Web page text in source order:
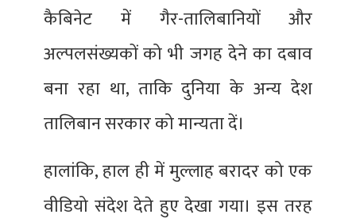
कैबिनेट में गैर-तालिबानियों और
अल्पलसंख्यकों को भी जगह देने का दबाव
बना रहा था, ताकि दुनिया के अन्य देश
तालिबान सरकार को मान्यता दें।
हालांकि, हाल ही में मुल्लाह बरादर को एक
वीडियो संदेश देते हुए देखा गया। इस तरह